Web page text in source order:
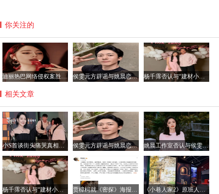
你关注的
迪丽热巴网络侵权案胜诉 获公开道歉及2050元赔偿 侯雯元方辟谣与姚晨恋情传闻：拒绝编造，抵制谣言 杨千霈否认与“建材小开”恋情：只是普通朋友
相关文章
小S首谈街头痛哭真相：节目收官遇惊喜 思念姐姐致情绪崩溃 侯雯元方辟谣与姚晨恋情传闻：拒绝编造，抵制谣言 姚晨工作室否认与侯雯元恋情传闻：纯属虚构，呼吁理性看待
杨千霈否认与“建材小开”恋情：只是普通朋友 贾樟柯就《密探》海报未经授权汉化致歉：责任在我 《小巷人家2》原班人马回归传闻不实，正午阳光官方辟谣